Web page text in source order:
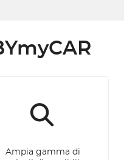
Ampia gamma di